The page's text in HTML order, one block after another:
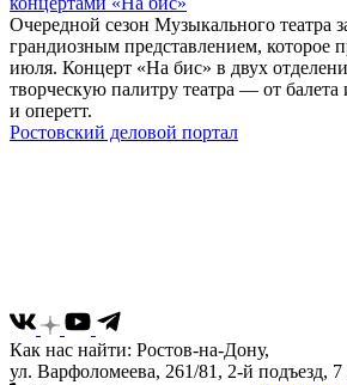
Очередной сезон Музыкального театра
грандиозным представлением, которое
июля. Концерт «На бис» в двух
творческую палитру театра — от
и оперетт.
Ростовский деловой портал
Как нас найти: Ростов-на-Дону,
ул. Варфоломеева, 261/81, 2-й подъезд,